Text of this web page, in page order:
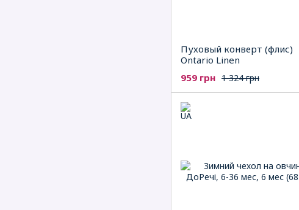
Пуховый конверт (флис)
Ontario Linen
1 324 грн
959 грн